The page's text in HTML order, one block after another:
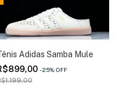
Adidas Samba Mule
-25% OFF